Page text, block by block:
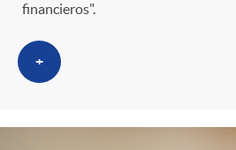
financieros".
+